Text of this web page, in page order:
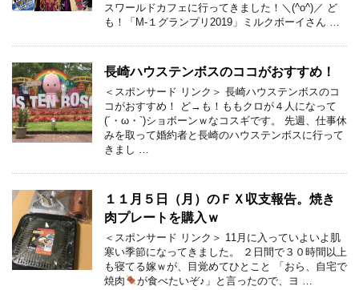
スワールドカフェに行ってきました！＼(^o^)／ ど
も！「M-１グランプリ2019」ミルクボーイさん …
長崎ハウステンボスのココがおすすめ！
＜スポンサード リンク＞ 長崎ハウステンボスのコ
コがおすすめ！ ど→も！ももクロが４人になって
(´・ω・`)ショボーンｗなコスギです。 先週、仕事休
みを取って婚約者と長崎のハウステンボスに行って
きまし …
１１月５日（月）のＦＸ収支報告。焼き
肉プレートを購入ｗ
＜スポンサード リンク＞ 11月に入っていよいよ肌
寒い季節になってきました。 ２日間で３０時間以上
も寝てる嫁ｗが、目覚めてひとこと 「おら、自宅で
焼肉
が食べたいぞ♪」と言ったので、ヨ …